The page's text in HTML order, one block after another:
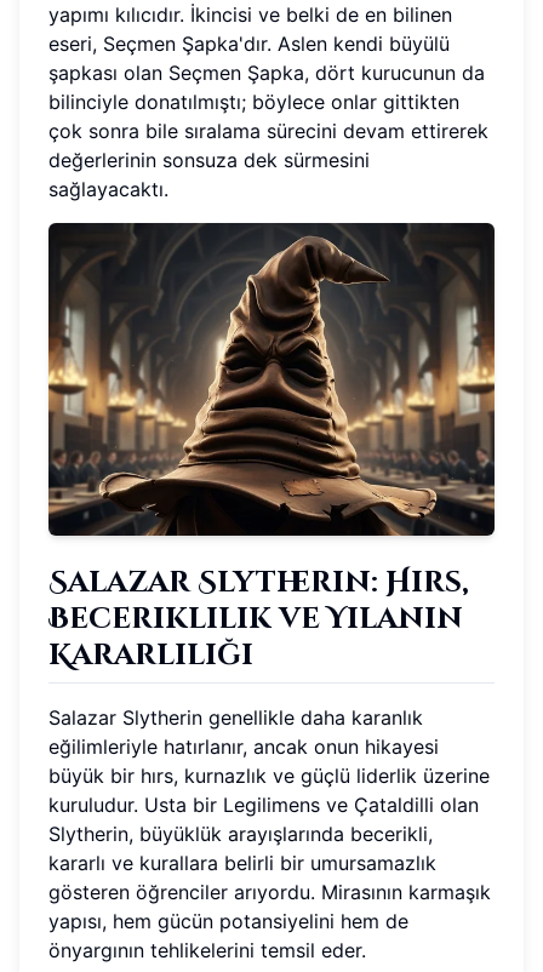
yapımı kılıcıdır. İkincisi ve belki de en bilinen
eseri, Seçmen Şapka'dır. Aslen kendi büyülü
şapkası olan Seçmen Şapka, dört kurucunun da
bilinciyle donatılmıştı; böylece onlar gittikten
çok sonra bile sıralama sürecini devam ettirerek
değerlerinin sonsuza dek sürmesini
sağlayacaktı.
Salazar Slytherin: Hırs,
Beceriklilik ve Yılanın
Kararlılığı
Salazar Slytherin genellikle daha karanlık
eğilimleriyle hatırlanır, ancak onun hikayesi
büyük bir hırs, kurnazlık ve güçlü liderlik üzerine
kuruludur. Usta bir Legilimens ve Çataldilli olan
Slytherin, büyüklük arayışlarında becerikli,
kararlı ve kurallara belirli bir umursamazlık
gösteren öğrenciler arıyordu. Mirasının karmaşık
yapısı, hem gücün potansiyelini hem de
önyargının tehlikelerini temsil eder.